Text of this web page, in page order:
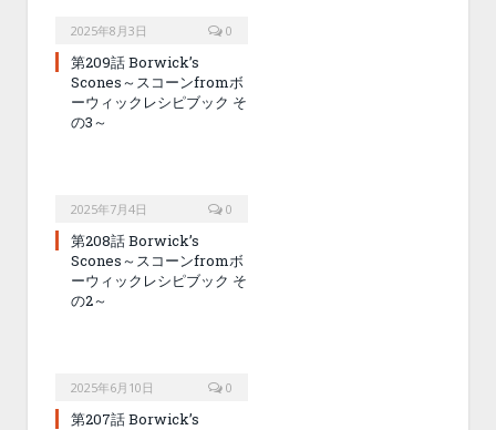
2025年8月3日 0
第209話 Borwick’s
Scones～スコーンfromボ
ーウィックレシピブック そ
の3～
2025年7月4日 0
第208話 Borwick’s
Scones～スコーンfromボ
ーウィックレシピブック そ
の2～
2025年6月10日 0
第207話 Borwick’s